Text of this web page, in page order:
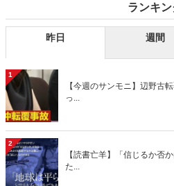
ランキン
昨日 週間
1
【今週のサンモニ】辺野古
っ...
2
【読書亡羊】「信じるか否
た...